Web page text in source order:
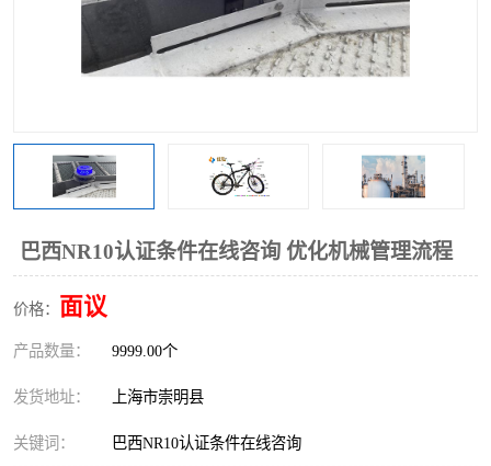
巴西NR10认证条件在线咨询 优化机械管理流程
价格： 面议
产品数量： 9999.00个
发货地址： 上海市崇明县
关键词： 巴西NR10认证条件在线咨询